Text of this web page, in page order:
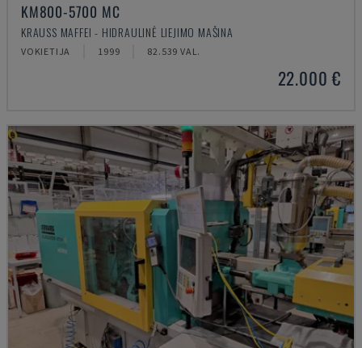
KM800-5700 MC
KRAUSS MAFFEI - HIDRAULINĖ LIEJIMO MAŠINA
VOKIETIJA 1999 82.539 VAL.
22.000 €